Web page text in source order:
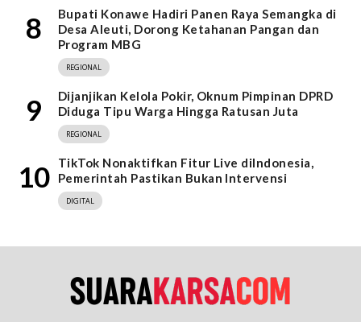
8
Bupati Konawe Hadiri Panen Raya Semangka di
Desa Aleuti, Dorong Ketahanan Pangan dan
Program MBG
REGIONAL
9
Dijanjikan Kelola Pokir, Oknum Pimpinan DPRD
Diduga Tipu Warga Hingga Ratusan Juta
REGIONAL
10
TikTok Nonaktifkan Fitur Live diIndonesia,
Pemerintah Pastikan Bukan Intervensi
DIGITAL